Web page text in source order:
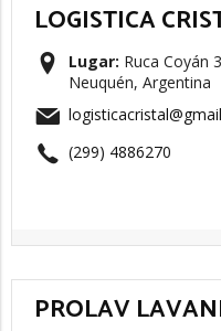
LOGISTICA
Lugar: Ruca Coyán
Neuquén, Argentina
(299) 4886270
PROLAV